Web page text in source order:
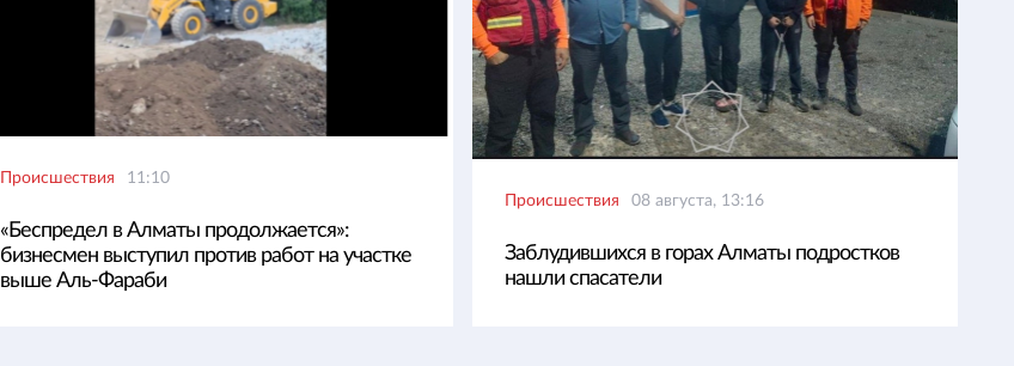
Происшествия 11:10
«Беспредел в Алматы продолжается»:
бизнесмен выступил против работ на участке
выше Аль-Фараби
Происшествия 08 августа, 13:16
Заблудившихся в горах Алматы подростков
нашли спасатели